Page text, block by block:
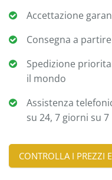
Accettazione
Consegna a
Spedizione
il mondo
Assistenza
su 24, 7 giorni su 7
CONTROLLA I PREZZI